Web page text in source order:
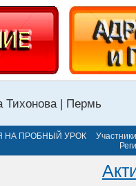
Тихонова | Пермь
НА ПРОБНЫЙ УРОК
Участники